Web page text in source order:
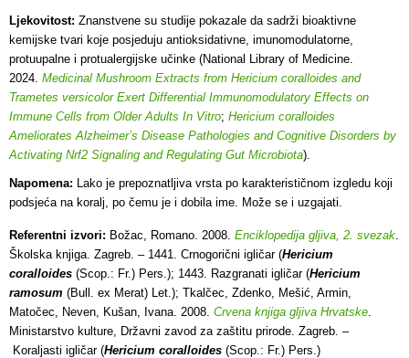
Ljekovitost: Znanstvene su studije pokazale da sadrži bioaktivne
kemijske tvari koje posjeduju antioksidativne, imunomodulatorne,
protuupalne i protualergijske učinke (National Library of Medicine.
2024. Medicinal Mushroom Extracts from Hericium coralloides and
Trametes versicolor Exert Differential Immunomodulatory Effects on
Immune Cells from Older Adults In Vitro; Hericium coralloides
Ameliorates Alzheimer’s Disease Pathologies and Cognitive Disorders by
Activating Nrf2 Signaling and Regulating Gut Microbiota).
Napomena: Lako je prepoznatljiva vrsta po karakterističnom izgledu koji
podsjeća na koralj, po čemu je i dobila ime. Može se i uzgajati.
Referentni izvori: Božac, Romano. 2008. Enciklopedija gljiva, 2. svezak.
Školska knjiga. Zagreb. – 1441. Crnogorični igličar (Hericium
coralloides (Scop.: Fr.) Pers.); 1443. Razgranati igličar (Hericium
ramosum (Bull. ex Merat) Let.); Tkalčec, Zdenko, Mešić, Armin,
Matočec, Neven, Kušan, Ivana. 2008. Crvena knjiga gljiva Hrvatske.
Ministarstvo kulture, Državni zavod za zaštitu prirode. Zagreb. –
Koraljasti igličar (Hericium coralloides (Scop.: Fr.) Pers.)